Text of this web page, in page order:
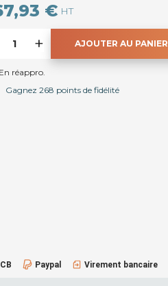
€ HT
+ AJOUTER AU PANIER
En réappro.
Gagnez 268 points de fidélité
CB Paypal Virement bancaire